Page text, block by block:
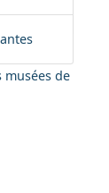
musées de